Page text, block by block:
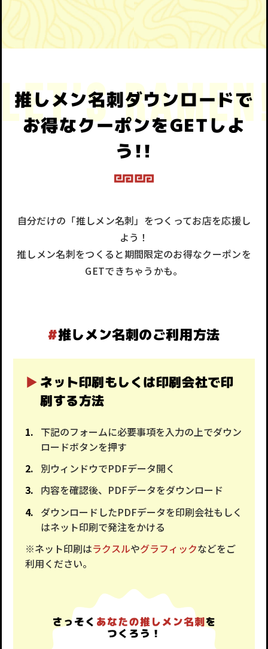
推しメン名刺ダウンロードで
お得なクーポンをGETしよ
う!!
自分だけの「推しメン名刺」をつくってお店を応援し
よう！
推しメン名刺をつくると期間限定のお得なクーポンを
GETできちゃうかも。
#推しメン名刺のご利用方法
ネット印刷もしくは印刷会社で印
刷する方法
下記のフォームに必要事項を入力の上でダウン
ロードボタンを押す
別ウィンドウでPDFデータ開く
内容を確認後、PDFデータをダウンロード
ダウンロードしたPDFデータを印刷会社もしく
はネット印刷で発注をかける
※ネット印刷はラクスルやグラフィックなどをご
利用ください。